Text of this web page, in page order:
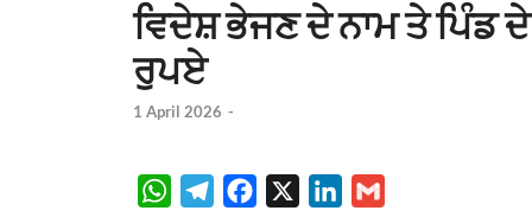
ਵਿਦੇਸ਼ ਭੇਜਣ ਦੇ ਨਾਮ ਤੇ ਪਿੰਡ
ਰੁਪਏ
1 April 2026 -
W